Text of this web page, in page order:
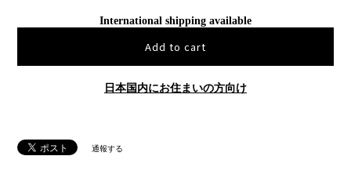
International shipping available
Add to cart
日本国内にお住まいの方向け
通報する